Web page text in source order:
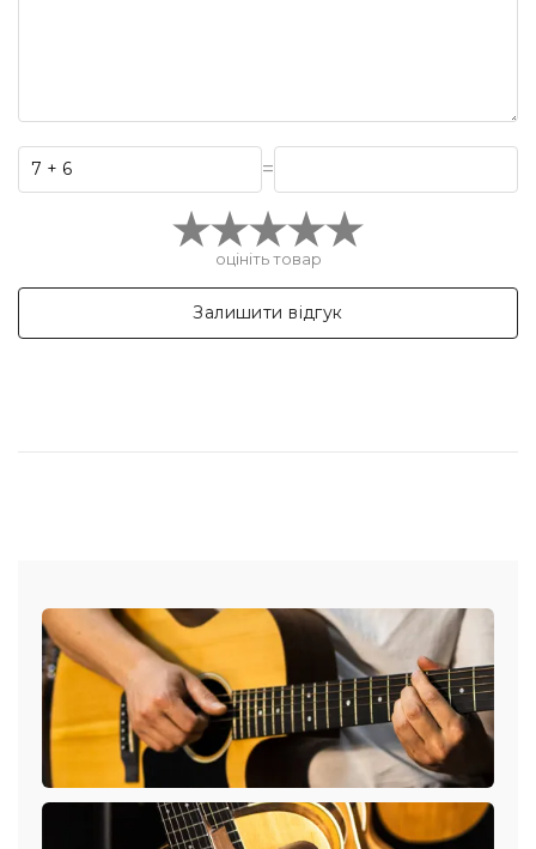
=
оцініть товар
Залишити відгук